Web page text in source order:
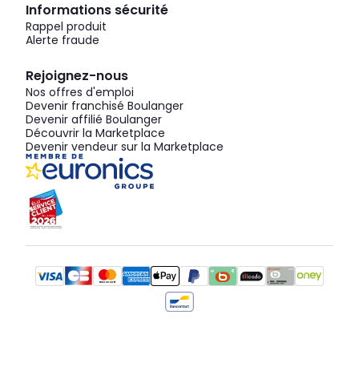
Informations sécurité
Rappel produit
Alerte fraude
Rejoignez-nous
Nos offres d'emploi
Devenir franchisé Boulanger
Devenir affilié Boulanger
Découvrir la Marketplace
Devenir vendeur sur la Marketplace